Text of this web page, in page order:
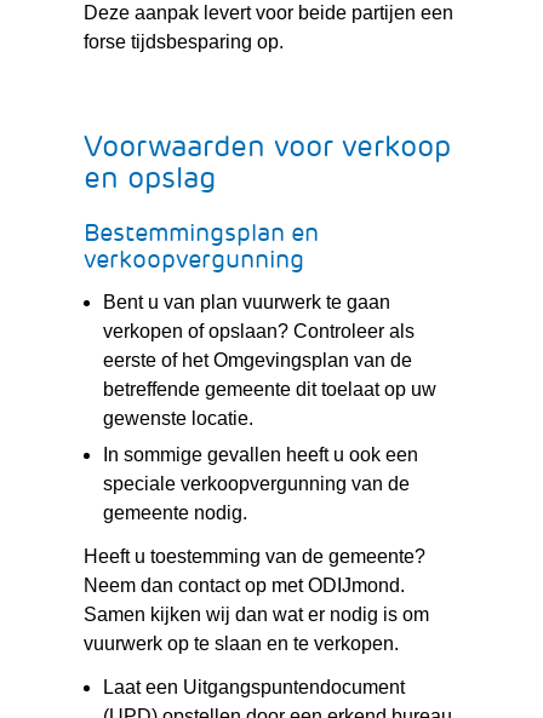
Deze aanpak levert voor beide partijen een
forse tijdsbesparing op.
Voorwaarden voor verkoop
en opslag
Bestemmingsplan en
verkoopvergunning
Bent u van plan vuurwerk te gaan
verkopen of opslaan? Controleer als
eerste of het Omgevingsplan van de
betreffende gemeente dit toelaat op uw
gewenste locatie.
In sommige gevallen heeft u ook een
speciale verkoopvergunning van de
gemeente nodig.
Heeft u toestemming van de gemeente?
Neem dan contact op met ODIJmond.
Samen kijken wij dan wat er nodig is om
vuurwerk op te slaan en te verkopen.
Laat een Uitgangspuntendocument